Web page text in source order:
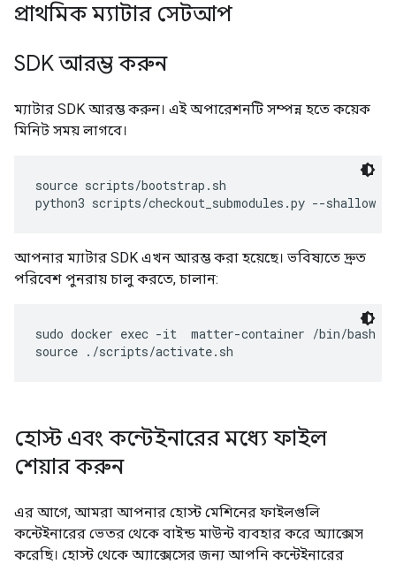
প্রাথমিক ম্যাটার সেটআপ
SDK আরম্ভ করুন
ম্যাটার SDK আরম্ভ করুন। এই অপারেশনটি সম্পন্ন হতে কয়েক
মিনিট সময় লাগবে।
source scripts/bootstrap.sh
আপনার ম্যাটার SDK এখন আরম্ভ করা হয়েছে। ভবিষ্যতে দ্রুত
পরিবেশ পুনরায় চালু করতে, চালান:
sudo docker exec -it  matter-container /bin/bash
হোস্ট এবং কন্টেইনারের মধ্যে ফাইল
শেয়ার করুন
এর আগে, আমরা আপনার হোস্ট মেশিনের ফাইলগুলি
কন্টেইনারের ভেতর থেকে বাইন্ড মাউন্ট ব্যবহার করে অ্যাক্সেস
করেছি। হোস্ট থেকে অ্যাক্সেসের জন্য আপনি কন্টেইনারের